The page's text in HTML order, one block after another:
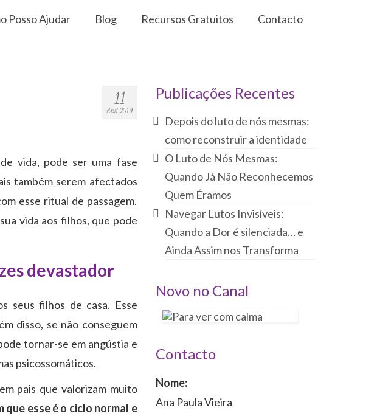
Posso Ajudar Blog Recursos Gratuitos Contacto
11
ABR 2019
vida, pode ser uma fase
também serem afectados
esse ritual de passagem.
vida aos filhos, que pode
devastador
seus filhos de casa. Esse
disso, se não conseguem
tornar-se em angústia e
psicossomáticos.
pais que valorizam muito
esse é o ciclo normal e
Publicações Recentes
Depois do luto de nós mesmas:
como reconstruir a identidade
O Luto de Nós Mesmas:
Quando Já Não Reconhecemos
Quem Éramos
Navegar Lutos Invisíveis:
Quando a Dor é silenciada… e
Ainda Assim nos Transforma
Novo no Canal
Contacto
Nome:
Ana Paula Vieira